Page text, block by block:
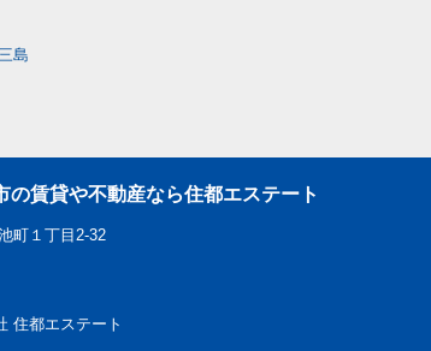
三島
の賃貸や不動産なら住都エステート
町１丁目2-32
住都エステート